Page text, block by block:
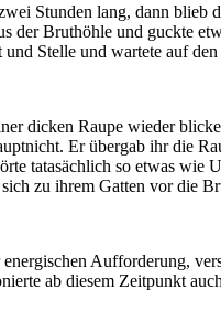
Stunden lang, dann
der Bruthöhle und guckte
Stelle und wartete auf
dicken Raupe wieder
Er übergab ihr die
tatasächlich so etwas wie
zu ihrem Gatten vor die
Aufforderung,
ab diesem Zeitpunkt